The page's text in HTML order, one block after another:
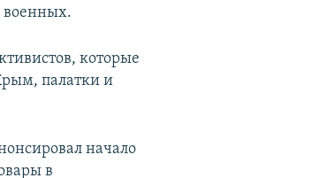
военных.
которые
палатки и
начало
в